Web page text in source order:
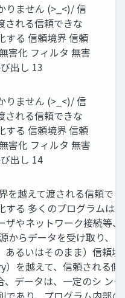
りません (>_<)/ 信
される信頼できな
する 信頼境界 信頼
害化 フィルタ 無害
出し 13
りません (>_<)/ 信
される信頼できな
する 信頼境界 信頼
害化 フィルタ 無害
出し 14
を越えて渡される信頼で
する 多くのプログラムは
ザやネットワーク接続等、
からデータを受け取り、
あるいはそのまま）信頼境
）を越えて、信頼される側
、データは、一定のシ ン